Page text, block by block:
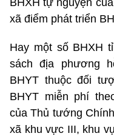
BHXH tự nguyện
xã điểm phát triển
Hay một số BHXH
sách địa phương
BHYT thuộc đối
BHYT miễn phí
của Thủ tướng
xã khu vực III, khu